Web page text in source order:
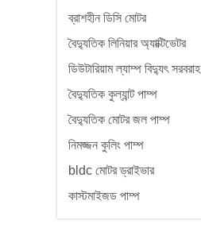
ব্রাশহীন ডিসি মোটর
বৈদ্যুতিক লিনিয়ার অ্যাক্টিভেটর
ডিউটারিয়াম ল্যাম্প বিদ্যুৎ সরবরাহ
বৈদ্যুতিক কুল্যান্ট পাম্প
বৈদ্যুতিক মোটর জল পাম্প
নিমজ্জন কুলিং পাম্প
bldc মোটর ড্রাইভার
কাস্টমাইজড পাম্প